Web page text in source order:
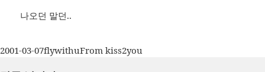
나오던 말던..
작
2001-03-07글
flywithu카
From kiss2you